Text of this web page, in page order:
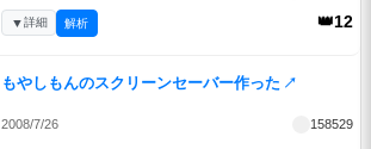
👑12
▼詳細 解析
もやしもんのスクリーンセーバー作った ↗
2008/7/26 158529